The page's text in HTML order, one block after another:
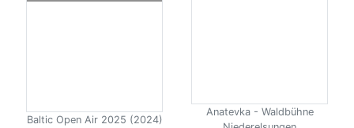
Baltic Open Air 2025 (2024)
Anatevka - Waldbühne